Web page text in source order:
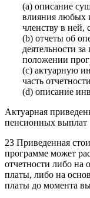
(a) описание
влияния любых
членству в ней,
(b) отчеты об
деятельности
положении
(c) актуарную
часть
(d) описание
Актуарная
пенсионных выплат
23 Приведенная
программе может
отчетности либо на
платы, либо на
платы до момента